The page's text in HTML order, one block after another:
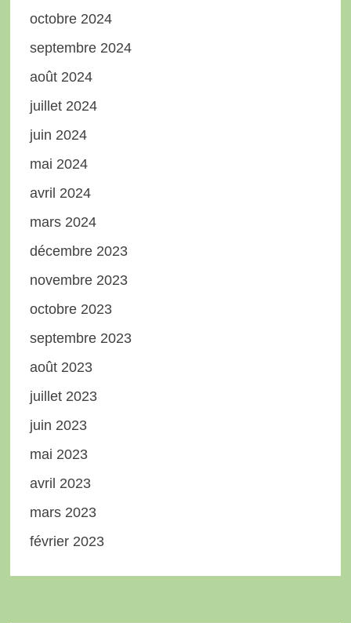
octobre 2024
septembre 2024
août 2024
juillet 2024
juin 2024
mai 2024
avril 2024
mars 2024
décembre 2023
novembre 2023
octobre 2023
septembre 2023
août 2023
juillet 2023
juin 2023
mai 2023
avril 2023
mars 2023
février 2023